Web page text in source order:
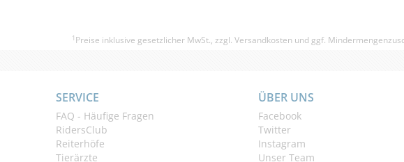
1 Preise inklusive gesetzlicher MwSt., zzgl. Versandkostenund ggf.
SERVICE
FAQ - Häufige Fragen
RidersClub
Reiterhöfe
Tierärzte
ÜBER UNS
Facebook
Twitter
Instagram
Unser Team